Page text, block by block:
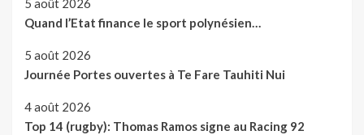
5 août 2026
Quand l’Etat finance le sport polynésien…
5 août 2026
Journée Portes ouvertes à Te Fare Tauhiti Nui
4 août 2026
Top 14 (rugby): Thomas Ramos signe au Racing 92